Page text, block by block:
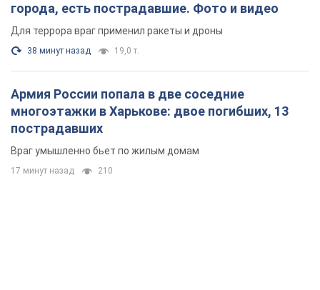
города, есть пострадавшие. Фото и видео
Для террора враг применил ракеты и дроны
38 минут назад 19,0 т.
Армия России попала в две соседние
многоэтажки в Харькове: двое погибших, 13
пострадавших
Враг умышленно бьет по жилым домам
17 минут назад 210